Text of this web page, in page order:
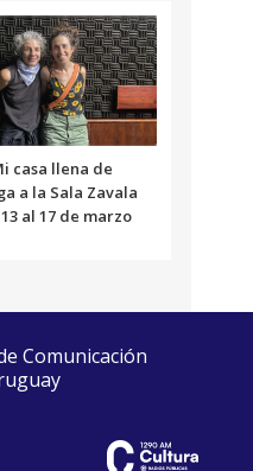
casa llena de
a la Sala Zavala
al 17 de marzo
Comunicación